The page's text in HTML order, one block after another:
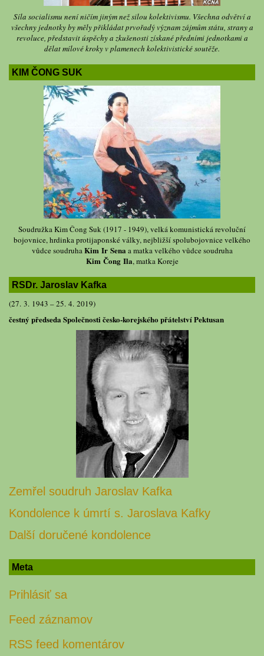
Síla socialismu není ničím jiným než silou kolektivismu. Všechna odvětví a
všechny jednotky by měly přikládat prvořadý význam zájmům státu, strany a
revoluce, představit úspěchy a zkušenosti získané předními jednotkami a
dělat mílové kroky v plamenech kolektivistické soutěže.
KIM ČONG SUK
Soudružka Kim Čong Suk (1917 - 1949), velká komunistická revoluční
bojovnice, hrdinka protijaponské války, nejbližší spolubojovnice velkého
vůdce soudruhaKim Ir Sena a matka velkého vůdce soudruha
Kim Čong Ila, matka Koreje
RSDr. Jaroslav Kafka
(27. 3. 1943 – 25. 4. 2019)
čestný předseda Společnosti česko-korejského přátelství Pektusan
Zemřel soudruh Jaroslav Kafka
Kondolence k úmrtí s. Jaroslava Kafky
Další doručené kondolence
Meta
Prihlásiť sa
Feed záznamov
RSS feed komentárov